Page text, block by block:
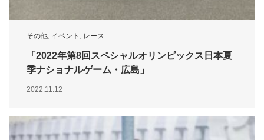
その他 イベント レース
「2022年第8回スペシャルオリンピックス日本夏
季ナショナルゲーム・広島」
2022.11.12